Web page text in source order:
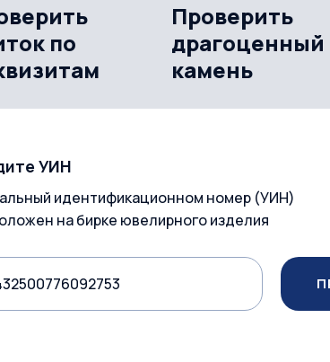
по
Проверить
драгоценный
камень
УИН
идентификационном номер (УИН)
на бирке ювелирного изделия